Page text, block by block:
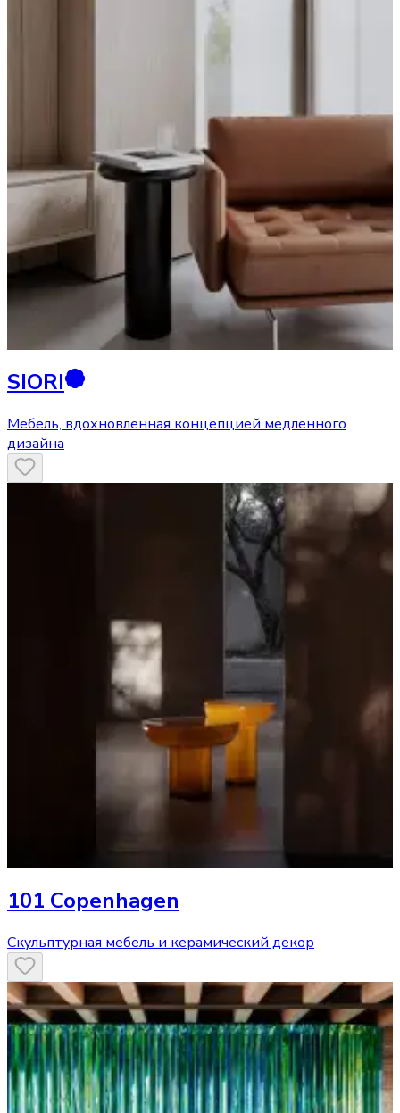
SIORI
Мебель, вдохновленная концепцией медленного
дизайна
101 Copenhagen
Скульптурная мебель и керамический декор